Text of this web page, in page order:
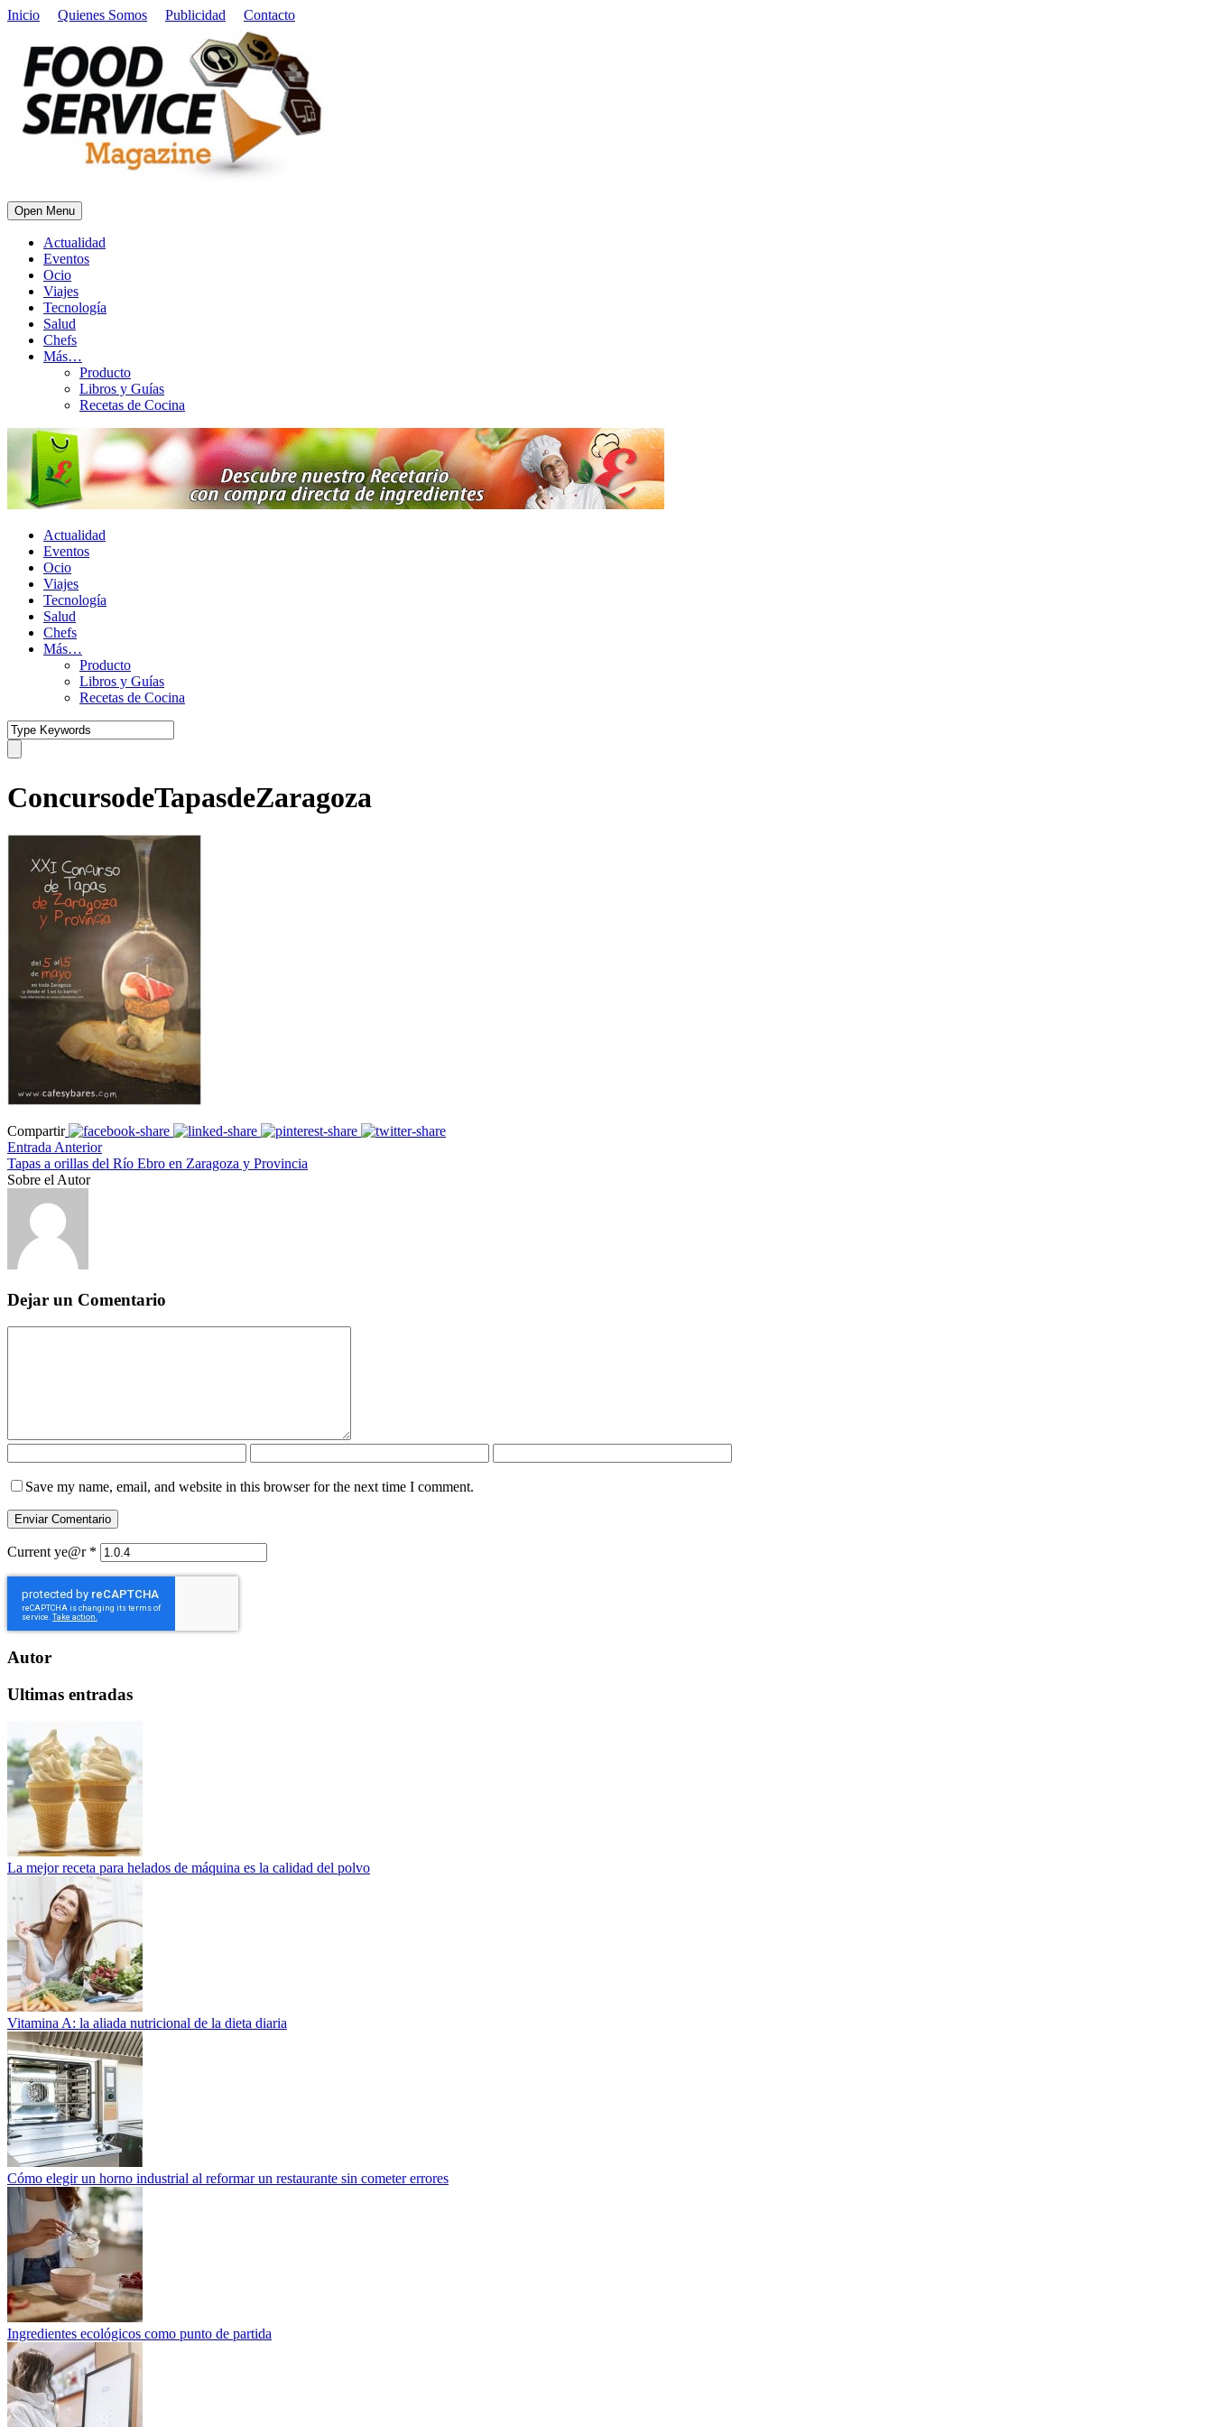
Inicio Quienes Somos Publicidad Contacto
Open Menu
Actualidad
Eventos
Ocio
Viajes
Tecnología
Salud
Chefs
Más…
Producto
Libros y Guías
Recetas de Cocina
Actualidad
Eventos
Ocio
Viajes
Tecnología
Salud
Chefs
Más…
Producto
Libros y Guías
Recetas de Cocina
ConcursodeTapasdeZaragoza
Compartir
Entrada Anterior
Tapas a orillas del Río Ebro en Zaragoza y Provincia
Sobre el Autor
Dejar un Comentario
Save my name, email, and website in this browser for the next time I comment.
Current ye@r *
Autor
Ultimas entradas
La mejor receta para helados de máquina es la calidad del polvo
Vitamina A: la aliada nutricional de la dieta diaria
Cómo elegir un horno industrial al reformar un restaurante sin cometer errores
Ingredientes ecológicos como punto de partida